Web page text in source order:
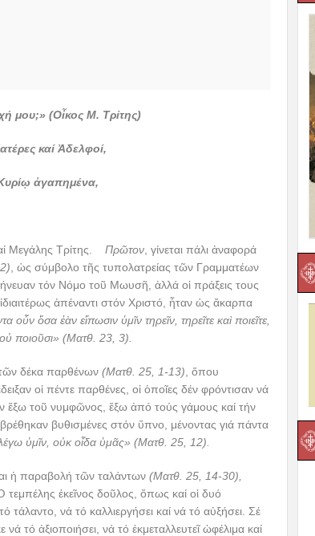
μου;» (Οἶκος Μ. Τρίτης)
καί Ἀδελφοί,
ἀγαπημένα,
Μεγάλης Τρίτης. Πρῶτον, γίνεται πάλι ἀναφορά
, ὡς σύμβολο τῆς τυπολατρείας τῶν Γραμματέων
τόν Νόμο τοῦ Μωυσῆ, ἀλλά οἱ πράξεις τους
ἀπέναντι στόν Χριστό, ἦταν ὡς ἄκαρπα
οὖν ὅσα ἐὰν εἴπωσιν ὑμῖν τηρεῖν, τηρεῖτε καὶ ποιεῖτε,
οὐ ποιοῦσι» (Ματθ. 23, 3).
τῶν δέκα παρθένων (Ματθ. 25, 1-13) , ὅπου
οἱ πέντε παρθένες, οἱ ὁποῖες δέν φρόντισαν νά
ἔξω τοῦ νυμφῶνος, ἔξω ἀπό τούς γάμους καί τήν
βυθισμένες στόν ὕπνο, μένοντας γιά πάντα
ὑμῖν, οὐκ οἶδα ὑμᾶς» (Ματθ. 25, 12).
ἡ παραβολή τῶν ταλάντων (Ματθ. 25, 14-30),
τεμπέλης ἐκεῖνος δοῦλος, ὅπως καί οἱ δυό
νά τό καλλιεργήσει καί νά τό αὐξήσει. Σέ
τό ἀξιοποιήσει, νά τό ἐκμεταλλευτεῖ ὠφέλιμα καί